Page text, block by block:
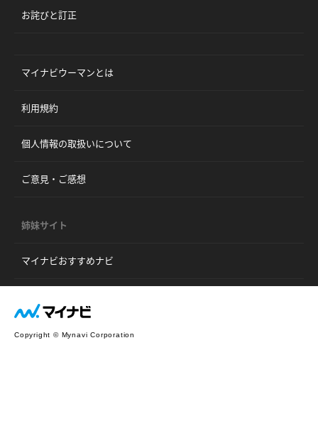
お詫びと訂正
マイナビウーマンとは
利用規約
個人情報の取扱いについて
ご意見・ご感想
姉妹サイト
マイナビおすすめナビ
Copyright © Mynavi Corporation